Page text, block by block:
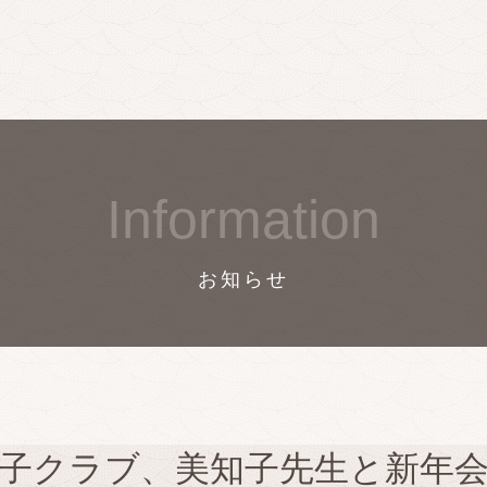
Information
お知らせ
クラブ、美知子先生と新年